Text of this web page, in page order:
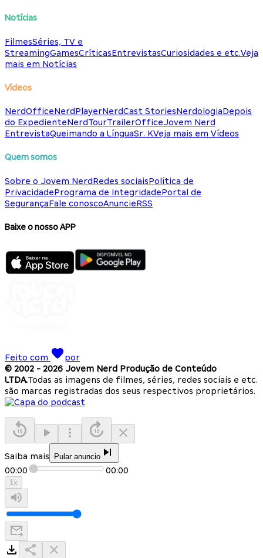
Notícias
FilmesSéries, TV e
StreamingGamesCríticasEntrevistasCuriosidades e etc.Veja
mais em Notícias
Vídeos
NerdOfficeNerdPlayerNerdCast StoriesNerdologiaDepois
do ExpedienteNerdTourTrailerOfficeJovem Nerd
EntrevistaQueimando a LínguaSr. KVeja mais em Vídeos
Quem somos
Sobre o Jovem NerdRedes sociaisPolítica de
PrivacidadePrograma de IntegridadePortal de
SegurançaFale conoscoAnuncieRSS
Baixe o nosso APP
Feito com
por
© 2002 - 2026 Jovem Nerd Produção de Conteúdo
LTDA.Todas as imagens de filmes, séries, redes sociais e etc.
são marcas registradas dos seus respectivos proprietários.
Saiba mais Pular anuncio
00:00 00:00
1x